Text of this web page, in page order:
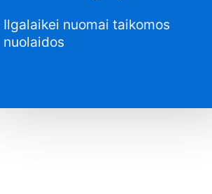
Ilgalaikei nuomai taikomos
nuolaidos